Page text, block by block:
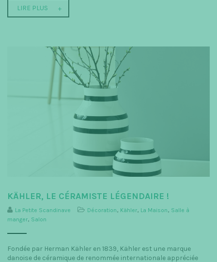
LIRE PLUS
KÄHLER, LE CÉRAMISTE LÉGENDAIRE !
La Petite Scandinave Décoration, Kähler, La Maison, Salle à
manger, Salon
Fondée par Herman Kähler en 1839, Kähler est une marque
danoise de céramique de renommée internationale appréciée